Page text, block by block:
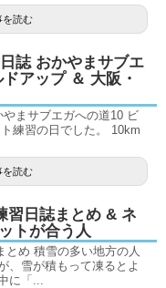
を読む
誌 おかやまサブエ
アップ ＆ 大阪・
まサブエガへの道10 ビ
練習の日でした。 10km
を読む
習日誌まとめ & ネ
トが合う人
とめ 積雪の多い地方の人
、雪が積もって凍るとよ
に「...